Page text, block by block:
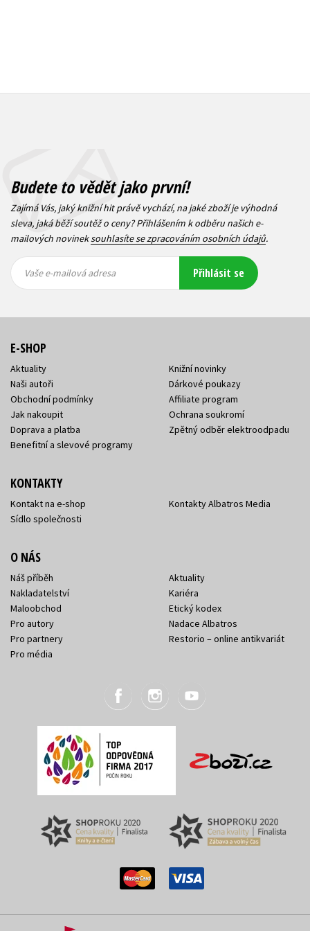
Budete to vědět jako první!
Zajímá Vás, jaký knižní hit právě vychází, na jaké zboží je výhodná
sleva, jaká běží soutěž o ceny? Přihlášením k odběru našich e-
mailových novineksouhlasíte se zpracováním osobních údajů.
mailová
mailová
Vaše e-mailová adresa Přihlásit se
E-SHOP
Aktuality
Naši autoři
Obchodní podmínky
Jak nakoupit
Doprava a platba
Benefitní a slevové programy
Knižní novinky
Dárkové poukazy
Affiliate program
Ochrana soukromí
Zpětný odběr elektroodpadu
KONTAKTY
Kontakt na e-shop
Sídlo společnosti
Kontakty Albatros Media
O NÁS
Náš příběh
Nakladatelství
Maloobchod
Pro autory
Pro partnery
Pro média
Aktuality
Kariéra
Etický kodex
Nadace Albatros
Restorio – online antikvariát